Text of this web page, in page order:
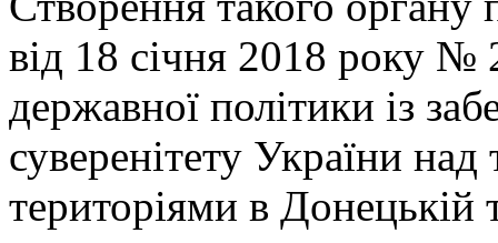
від 18 січня 2018 року
державної політики із
суверенітету України
територіями в Донецькій